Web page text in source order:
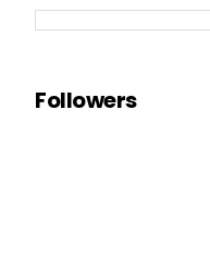
Followers